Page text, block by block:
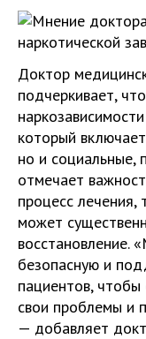
Доктор
подчеркивает,
который
но и социальные,
отмечает
процесс лечения,
может
восстановление.
безопасную и
пациентов,
свои проблемы и
— добавляет